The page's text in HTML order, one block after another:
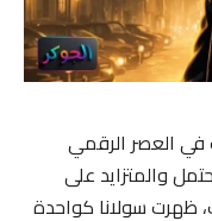
في العصر الرقمي
والمتزايد على
ظهرت سولانا كواحدة